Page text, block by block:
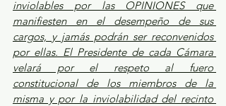
inviolables por las OPINIONES que
manifiesten en el desempeño de sus
cargos, y jamás podrán ser reconvenidos
por ellas. El Presidente de cada Cámara
velará por el respeto al fuero
constitucional de los miembros de la
misma y por la inviolabilidad del recinto